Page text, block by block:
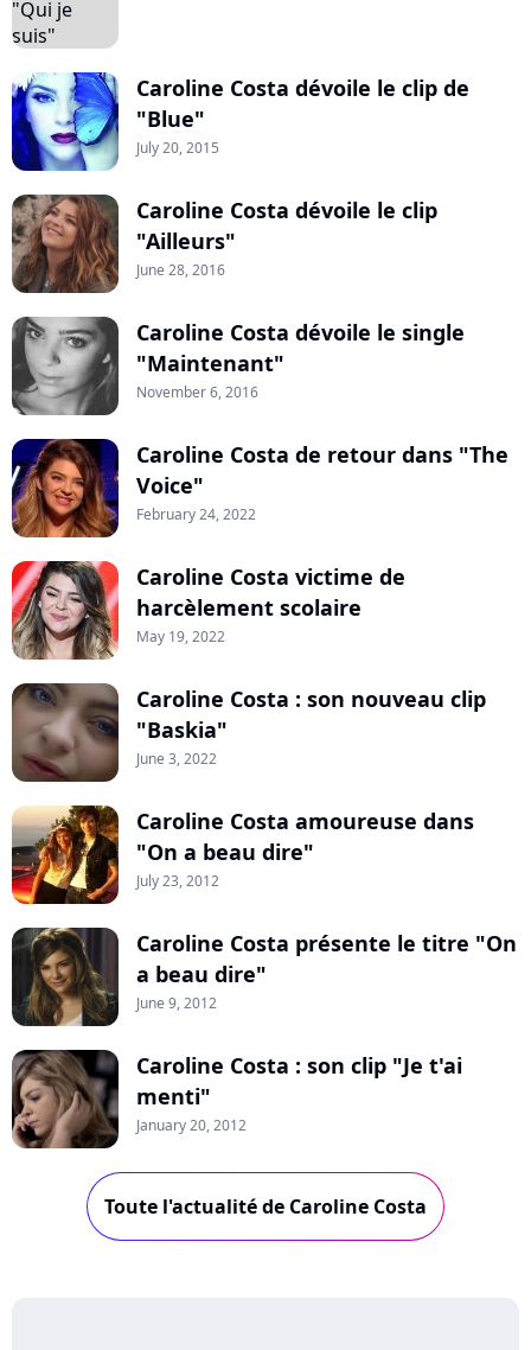
Caroline Costa dévoile le clip de
"Blue"
July 20, 2015
Caroline Costa dévoile le clip
"Ailleurs"
June 28, 2016
Caroline Costa dévoile le single
"Maintenant"
November 6, 2016
Caroline Costa de retour dans "The
Voice"
February 24, 2022
Caroline Costa victime de
harcèlement scolaire
May 19, 2022
Caroline Costa : son nouveau clip
"Baskia"
June 3, 2022
Caroline Costa amoureuse dans
"On a beau dire"
July 23, 2012
Caroline Costa présente le titre "On
a beau dire"
June 9, 2012
Caroline Costa : son clip "Je t'ai
menti"
January 20, 2012
Toute l'actualité de Caroline Costa